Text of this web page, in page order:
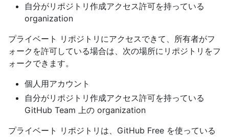
自分がリポジトリ作成アクセス許可を持っている
organization
プライベート リポジトリにアクセスできて、所有者がフ
ォークを許可している場合は、次の場所にリポジトリをフ
ォークできます。
個人用アカウント
自分がリポジトリ作成アクセス許可を持っている
GitHub Team 上の organization
プライベート リポジトリは、GitHub Free を使っている